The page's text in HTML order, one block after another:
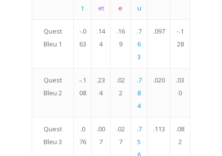
t
et
e
u
Quest
Bleu 1
-.0
63
.14
4
.16
9
.7
6
3
.097
-.1
28
Quest
Bleu 2
-.1
08
.23
4
.02
2
.7
8
4
.020
.03
0
Quest
Bleu 3
.0
76
.00
7
.02
7
.7
5
.113
.08
2